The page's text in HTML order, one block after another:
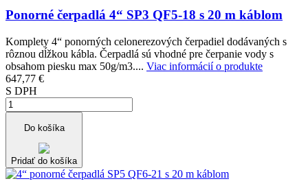
Ponorné čerpadlá 4“ SP3 QF5-18 s 20 m káblom
Komplety 4“ ponorných celonerezových čerpadiel dodávaných s
rôznou dĺžkou kábla. Čerpadlá sú vhodné pre čerpanie vody s
obsahom piesku max 50g/m3.... Viac informácií o produkte
647,77 €
S DPH
Do košíka
Pridať do košíka